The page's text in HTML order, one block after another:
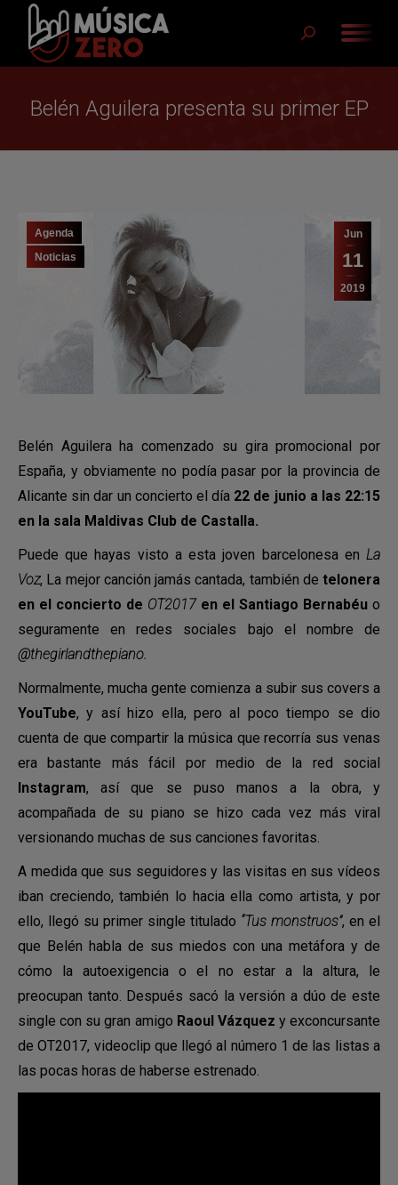
Buscar:
Belén Aguilera presenta su primer EP
Jun
11
2019
Agenda
Noticias
Belén Aguilera ha comenzado su gira promocional por
España, y obviamente no podía pasar por la provincia de
Alicante sin dar un concierto el día 22 de junio a las 22:15
en la sala Maldivas Club de Castalla.
Puede que hayas visto a esta joven barcelonesa en La
Voz, La mejor canción jamás cantada, también de telonera
en el concierto de OT2017en el Santiago Bernabéu o
seguramente en redes sociales bajo el nombre de
@thegirlandthepiano.
Normalmente, mucha gente comienza a subir sus covers a
YouTube, y así hizo ella, pero al poco tiempo se dio
cuenta de que compartir la música que recorría sus venas
era bastante más fácil por medio de la red social
Instagram, así que se puso manos a la obra, y
acompañada de su piano se hizo cada vez más viral
versionando muchas de sus canciones favoritas.
A medida que sus seguidores y las visitas en sus vídeos
iban creciendo, también lo hacia ella como artista, y por
ello, llegó su primer single titulado “Tus monstruos”, en el
que Belén habla de sus miedos con una metáfora y de
cómo la autoexigencia o el no estar a la altura, le
preocupan tanto. Después sacó la versión a dúo de este
single con su gran amigo Raoul Vázquez y exconcursante
de OT2017, videoclip que llegó al número 1 de las listas a
las pocas horas de haberse estrenado.